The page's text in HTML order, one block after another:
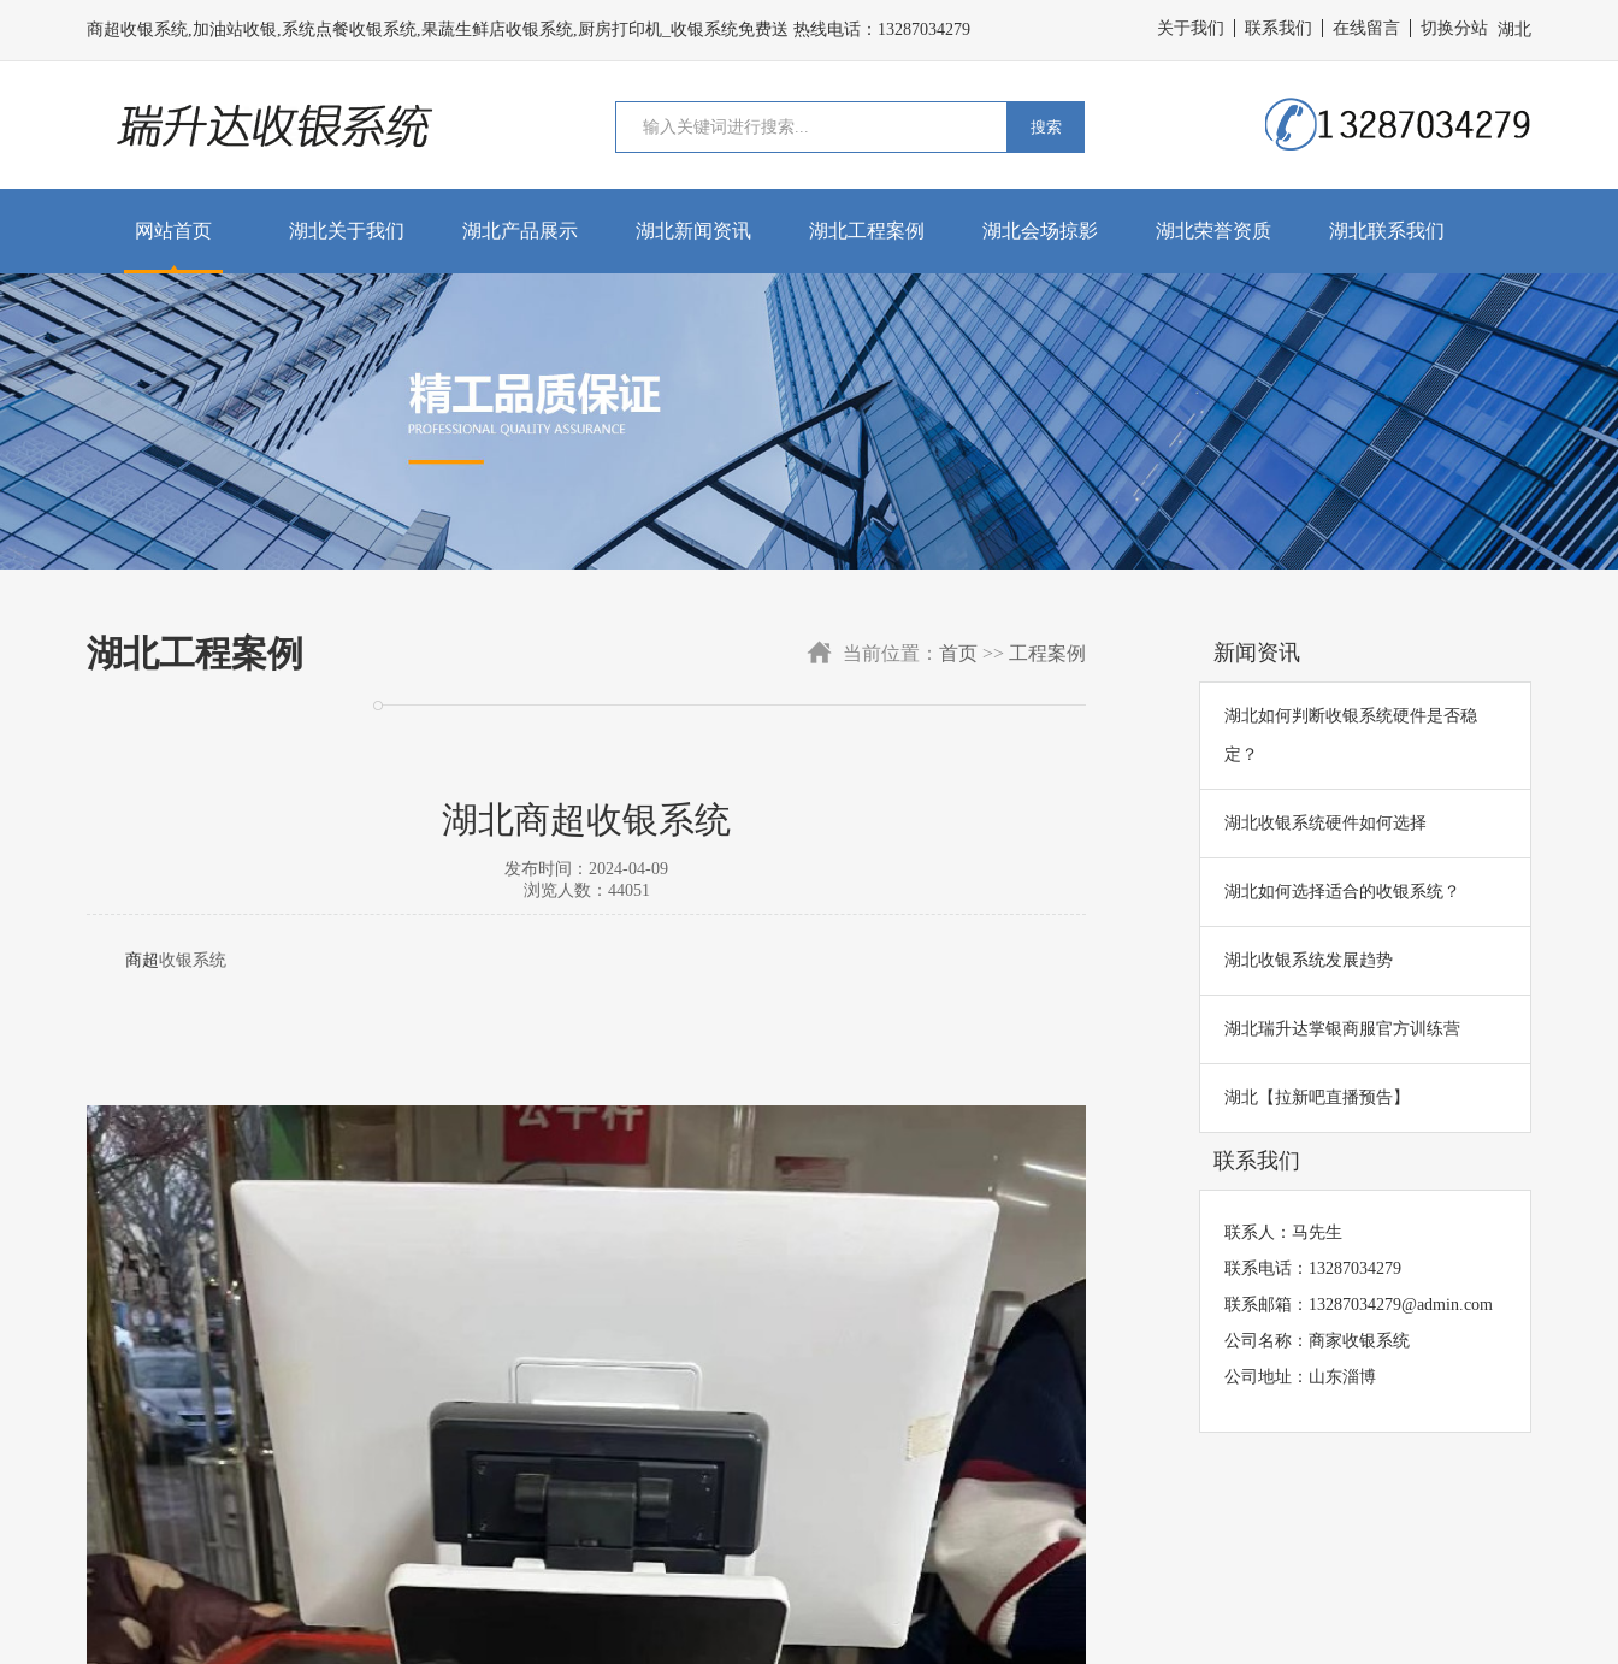
商超收银系统,加油站收银,系统点餐收银系统,果蔬生鲜店收银系统,厨房打印机_收银系统免费送 热线电话：13287034279 关于我们 联系我们 在线留言 湖北
切换分站
搜索
网站首页 湖北关于我们 湖北产品展示 湖北新闻资讯 湖北工程案例 湖北会场掠影 湖北荣誉资质 湖北联系我们
湖北工程案例 当前位置： 首页 >> 工程案例
湖北商超收银系统
发布时间：2024-04-09
浏览人数：44051
商超收银系统
新闻资讯
湖北如何判断收银系统硬件是否稳
定？
湖北收银系统硬件如何选择
湖北如何选择适合的收银系统？
湖北收银系统发展趋势
湖北瑞升达掌银商服官方训练营
湖北【拉新吧直播预告】
联系我们
联系人：马先生
联系电话：13287034279
联系邮箱：13287034279@admin.com
公司名称：商家收银系统
公司地址：山东淄博